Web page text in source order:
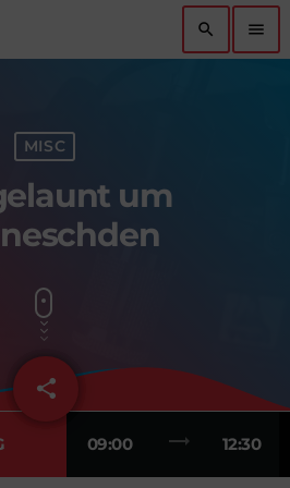
search menu
MISC
um
share
email
09:00 trending_flat 12:30